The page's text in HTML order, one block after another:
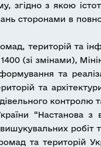
згідно з якою
сторонами в
територій та
(зі змінами),
та
та
контролю
“Настанова з
робіт
та територій